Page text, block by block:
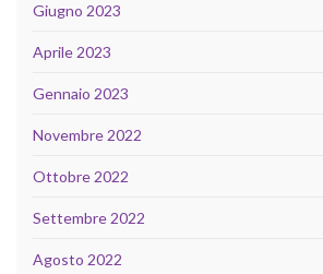
Giugno 2023
Aprile 2023
Gennaio 2023
Novembre 2022
Ottobre 2022
Settembre 2022
Agosto 2022